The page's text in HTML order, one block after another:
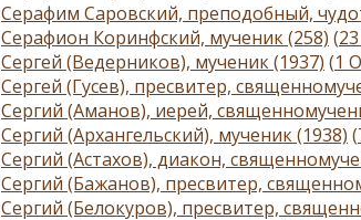
Серафим Саровский, преподобный,
Серафион Коринфский, мученик (258) (
Сергей (Ведерников), мученик (1937) (1
Сергей (Гусев), пресвитер,
Сергий (Аманов), иерей,
Сергий (Архангельский), мученик (1938) (
Сергий (Астахов), диакон,
Сергий (Бажанов), пресвитер,
Сергий (Белокуров), пресвитер,